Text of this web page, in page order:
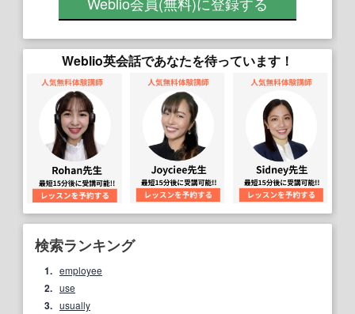
Weblio英会話であなたを待っています！
検索ランキング
1. employee
2. use
3. usually